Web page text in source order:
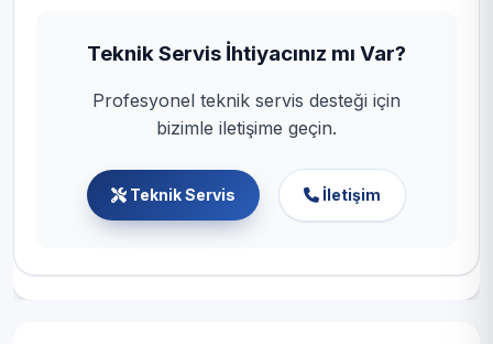
Teknik Servis İhtiyacınız mı Var?
Profesyonel teknik servis desteği için
bizimle iletişime geçin.
Teknik Servis İletişim